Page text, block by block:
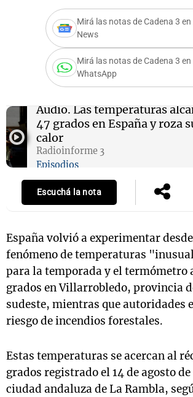
Mirá las notas de Cadena 3
News
Mirá las notas de Cadena 3 en
WhatsApp
Audio. Las temperaturas
47 grados en España y roza
calor
Radioinforme 3
Episodios
Escuchá la nota
España volvió a experimentar
fenómeno de temperaturas
para la temporada y el termómetro
grados en Villarrobledo, provincia
sudeste, mientras que autoridades
riesgo de incendios forestales.
Estas temperaturas se acercan al
grados registrado el 14 de agosto de
ciudad andaluza de La Rambla,
Mundial 2026